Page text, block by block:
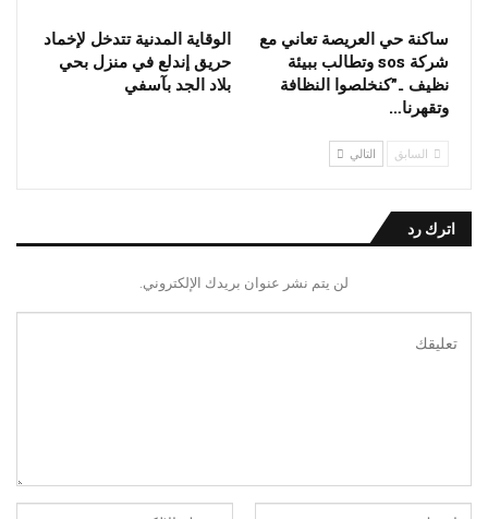
ساكنة حي العريصة تعاني مع
شركة sos وتطالب ببيئة
نظيف ..”كنخلصوا النظافة
وتقهرنا…
الوقاية المدنية تتدخل لإخماد
حريق إندلع في منزل بحي
بلاد الجد بآسفي
السابق التالي
اترك رد
لن يتم نشر عنوان بريدك الإلكتروني.